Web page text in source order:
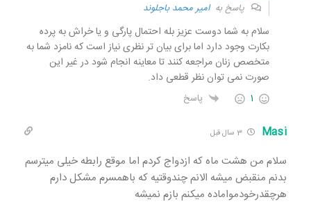
پاسخ بهامیر محمد باجلوند
سلام به شما دوست عزیز بله احتمال پارگی و یا خراش به پرده
بکارت وجود دارد اما برای بیان تر نظری نیاز است که نامزد شما به
متخصص زنان مراجعه کنند تا معاینه انجام شود در غیر این
صورت نمی توان نظر قطعی داد.
1 پاسخ
Masi 3 سال قبل
سلام من هشت ماه که ازدواج کردم اما موقع رابطه خیلی میترسم
بدنم منقبض میشه الانم چندوقتیه که باهمسرم مشکل دارم
هرچقدرخودمواماده میکنم بازم نمیشه